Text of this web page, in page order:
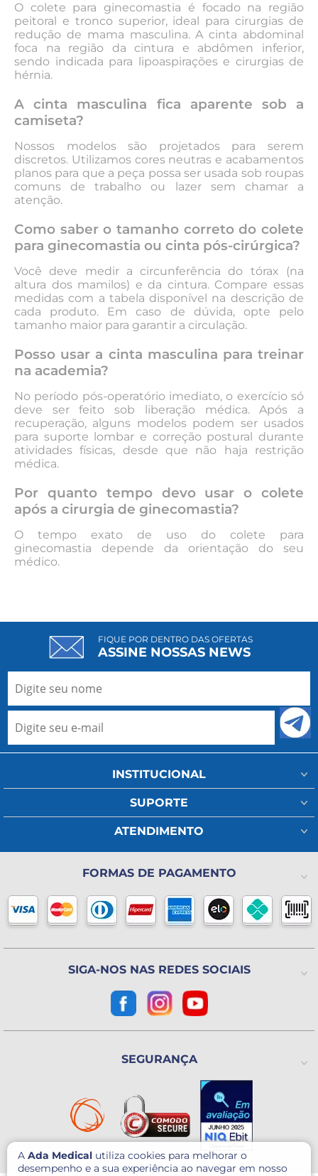
O colete para ginecomastia é focado na região
peitoral e tronco superior, ideal para cirurgias de
redução de mama masculina. A cinta abdominal
foca na região da cintura e abdômen inferior,
sendo indicada para lipoaspirações e cirurgias de
hérnia.
A cinta masculina fica aparente sob a
camiseta?
Nossos modelos são projetados para serem
discretos. Utilizamos cores neutras e acabamentos
planos para que a peça possa ser usada sob roupas
comuns de trabalho ou lazer sem chamar a
atenção.
Como saber o tamanho correto do colete
para ginecomastia ou cinta pós-cirúrgica?
Você deve medir a circunferência do tórax (na
altura dos mamilos) e da cintura. Compare essas
medidas com a tabela disponível na descrição de
cada produto. Em caso de dúvida, opte pelo
tamanho maior para garantir a circulação.
Posso usar a cinta masculina para treinar
na academia?
No período pós-operatório imediato, o exercício só
deve ser feito sob liberação médica. Após a
recuperação, alguns modelos podem ser usados
para suporte lombar e correção postural durante
atividades físicas, desde que não haja restrição
médica.
Por quanto tempo devo usar o colete
após a cirurgia de ginecomastia?
O tempo exato de uso do colete para
ginecomastia depende da orientação do seu
médico.
A Ada Medical utiliza cookies para melhorar o
desempenho e a sua experiência ao navegar em nosso
FIQUE POR DENTRO DAS OFERTAS
ASSINE NOSSAS NEWS
INSTITUCIONAL
Minha Conta
Fale Conosco
Meus Pedidos
Lista de Desejos
Blog
SUPORTE
Assistência Técnica
Política de Privacidade
Política de Trocas ou Devoluções
ATENDIMENTO
(11) 93802-1111
(11) 2325-4371
Horário de atendimento
De 2ª a 6ª feira das 8h às 18h
(Exceto Feriados)
Utinga - Santo André / SP
CEP: 09220-611
Como chegar?
CNPJ: 07.003.260/0001-60
FORMAS DE PAGAMENTO
SIGA-NOS NAS REDES SOCIAIS
SEGURANÇA